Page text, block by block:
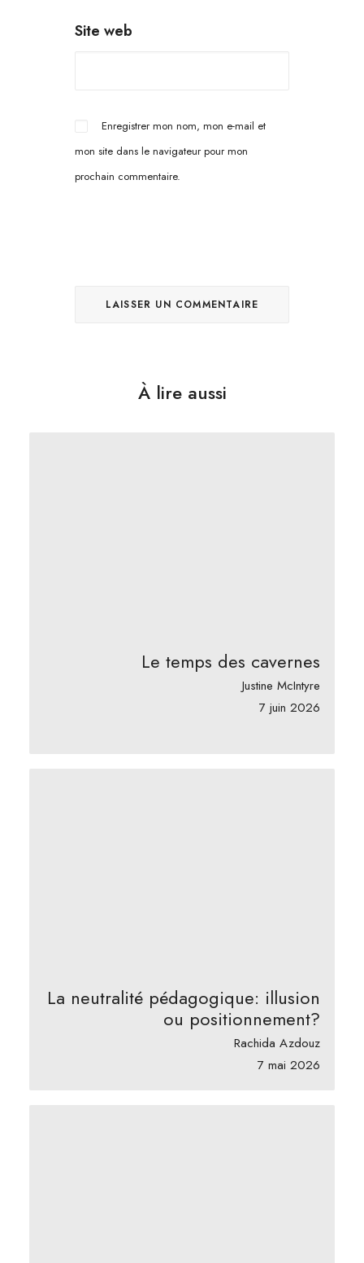
Site web
Enregistrer mon nom, mon e-mail et
mon site dans le navigateur pour mon
prochain commentaire.
À lire aussi
Le temps des cavernes
Justine McIntyre
7 juin 2026
La neutralité pédagogique: illusion
ou positionnement?
Rachida Azdouz
7 mai 2026